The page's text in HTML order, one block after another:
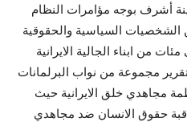
أشرف بوجه مؤامرات النظام
الشخصيات السياسية والحقوقية
من ابناء الجالية الايرانية
مجموعة من نواب البرلمانات
مجاهدي خلق الايرانية حيث
حقوق الانسان ضد مجاهدي